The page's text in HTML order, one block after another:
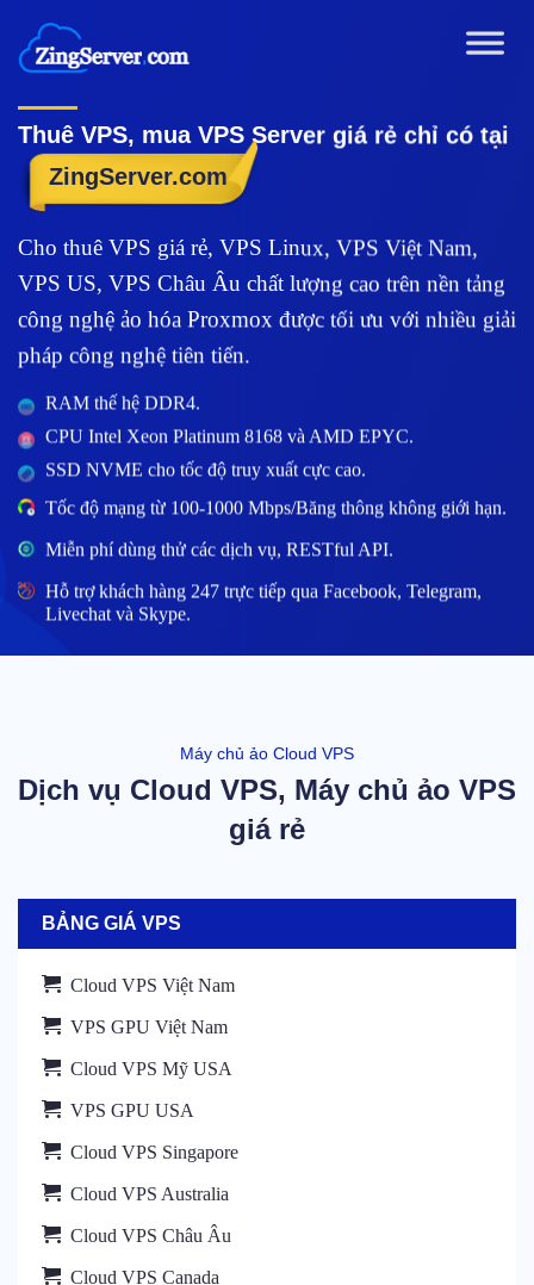
đến
nội
dung
Thuê VPS, mua VPS Server giá rẻ chỉ có tại
ZingServer.com
Cho thuê VPS giá rẻ, VPS Linux, VPS Việt Nam,
VPS US, VPS Châu Âu chất lượng cao trên nền tảng
công nghệ ảo hóa Proxmox được tối ưu với nhiều giải
pháp công nghệ tiên tiến.
RAM thế hệ DDR4.
CPU Intel Xeon Platinum 8168 và AMD EPYC.
SSD NVME cho tốc độ truy xuất cực cao.
Tốc độ mạng từ 100-1000 Mbps/Băng thông không giới hạn.
Miễn phí dùng thử các dịch vụ, RESTful API.
Hỗ trợ khách hàng 247 trực tiếp qua Facebook, Telegram,
Livechat và Skype.
Máy chủ ảo Cloud VPS
Dịch vụ Cloud VPS, Máy chủ ảo VPS
giá rẻ
BẢNG GIÁ VPS
Cloud VPS Việt Nam
VPS GPU Việt Nam
Cloud VPS Mỹ USA
VPS GPU USA
Cloud VPS Singapore
Cloud VPS Australia
Cloud VPS Châu Âu
Cloud VPS Canada